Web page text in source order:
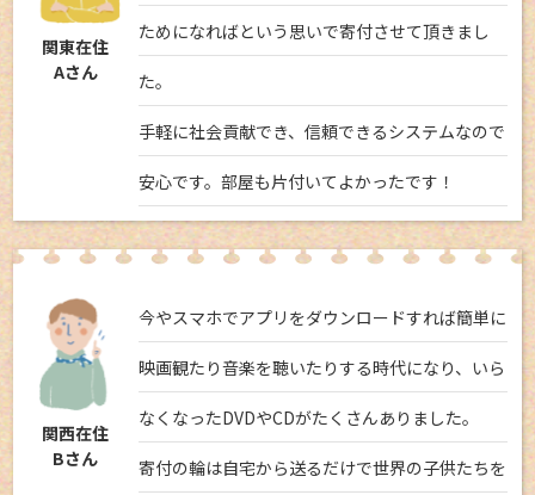
関東在住
Aさん
ためになればという思いで寄付させて頂きまし
た。
手軽に社会貢献でき、信頼できるシステムなので
安心です。部屋も片付いてよかったです！
関西在住
Bさん
今やスマホでアプリをダウンロードすれば簡単に
映画観たり音楽を聴いたりする時代になり、いら
なくなったDVDやCDがたくさんありました。
寄付の輪は自宅から送るだけで世界の子供たちを